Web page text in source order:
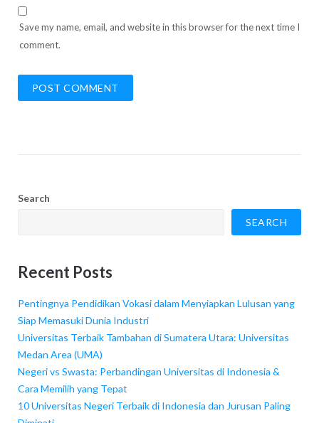
Save my name, email, and website in this browser for the next time I
comment.
Search
SEARCH
Recent Posts
Pentingnya Pendidikan Vokasi dalam Menyiapkan Lulusan yang
Siap Memasuki Dunia Industri
Universitas Terbaik Tambahan di Sumatera Utara: Universitas
Medan Area (UMA)
Negeri vs Swasta: Perbandingan Universitas di Indonesia &
Cara Memilih yang Tepat
10 Universitas Negeri Terbaik di Indonesia dan Jurusan Paling